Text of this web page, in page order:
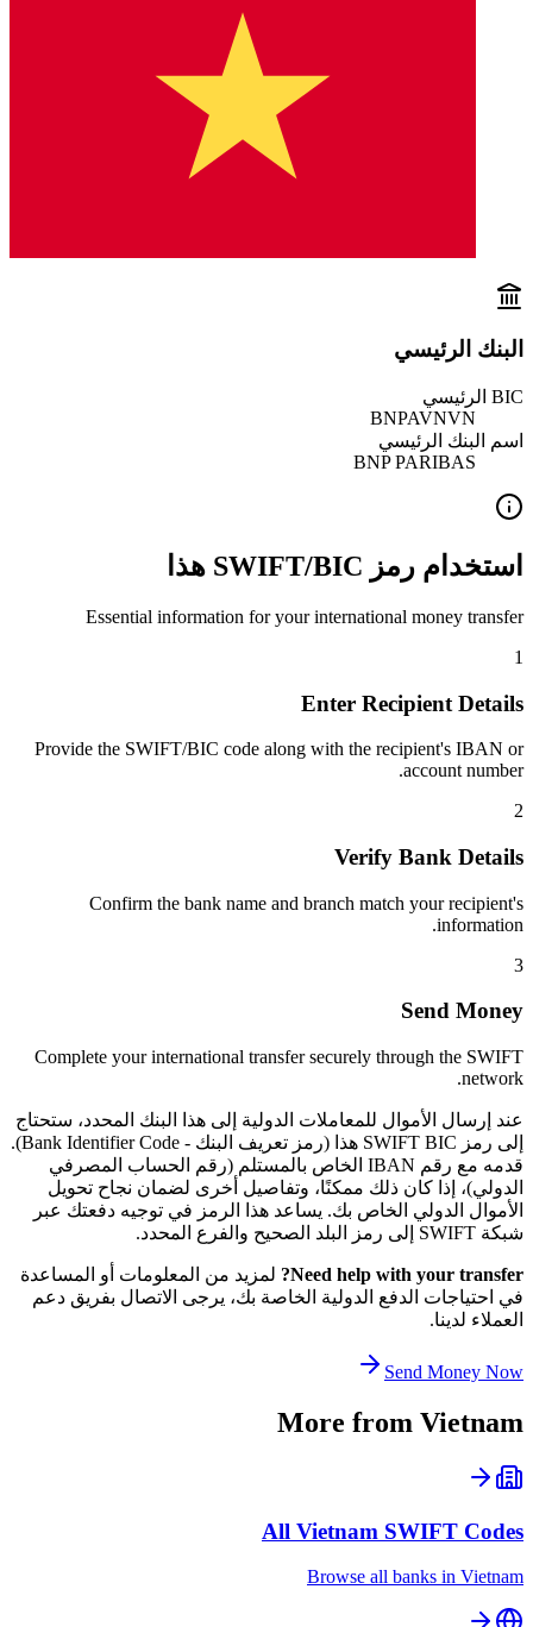
البنك الرئيسي
BIC الرئيسي
BNPAVNVN
اسم البنك الرئيسي
BNP PARIBAS
استخدام رمز SWIFT/BIC هذا
Essential information for your international money transfer
1
Enter Recipient Details
Provide the SWIFT/BIC code along with the recipient's IBAN or
account number.
2
Verify Bank Details
Confirm the bank name and branch match your recipient's
information.
3
Send Money
Complete your international transfer securely through the SWIFT
network.
عند إرسال الأموال للمعاملات الدولية إلى هذا البنك المحدد، ستحتاج
إلى رمز SWIFT BIC هذا (رمز تعريف البنك - Bank Identifier Code).
قدمه مع رقم IBAN الخاص بالمستلم (رقم الحساب المصرفي
الدولي)، إذا كان ذلك ممكنًا، وتفاصيل أخرى لضمان نجاح تحويل
الأموال الدولي الخاص بك. يساعد هذا الرمز في توجيه دفعتك عبر
شبكة SWIFT إلى رمز البلد الصحيح والفرع المحدد.
Need help with your transfer?
لمزيد من المعلومات أو المساعدة
في احتياجات الدفع الدولية الخاصة بك، يرجى الاتصال بفريق دعم
العملاء لدينا.
Send Money Now
More from Vietnam
All Vietnam SWIFT Codes
Browse all banks in Vietnam